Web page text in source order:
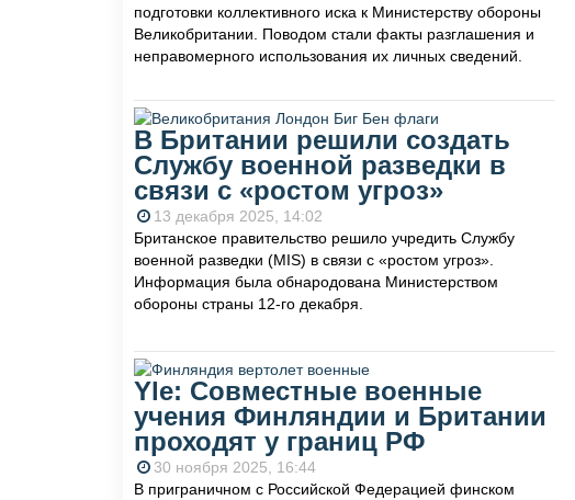
подготовки коллективного иска к Министерству обороны
Великобритании. Поводом стали факты разглашения и
неправомерного использования их личных сведений.
В Британии решили создать
Службу военной разведки в
связи с «ростом угроз»
13 декабря 2025, 14:02
Британское правительство решило учредить Службу
военной разведки (MIS) в связи с «ростом угроз».
Информация была обнародована Министерством
обороны страны 12-го декабря.
Yle: Совместные военные
учения Финляндии и Британии
проходят у границ РФ
30 ноября 2025, 16:44
В приграничном с Российской Федерацией финском